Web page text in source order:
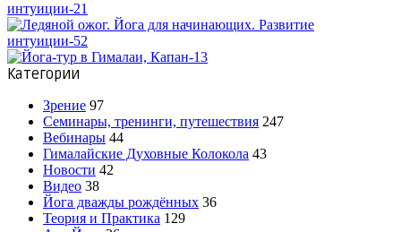
Категории
Зрение 97
Семинары, тренинги, путешествия 247
Вебинары 44
Гималайские Духовные Колокола 43
Новости 42
Видео 38
Йога дважды рождённых 36
Теория и Практика 129